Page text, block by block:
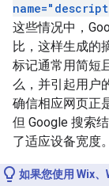
这些情况中，
比，这样生成的
标记通常用简短
么，并引起用户
确信相应网页正
但 Google 搜索
了适应设备宽度。
如果您使用 Wix